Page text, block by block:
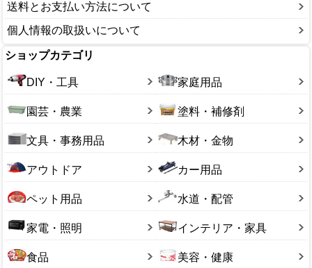
送料とお支払い方法について
個人情報の取扱いについて
ショップカテゴリ
DIY・工具 家庭用品
園芸・農業 塗料・補修剤
文具・事務用品 木材・金物
アウトドア カー用品
ペット用品 水道・配管
家電・照明 インテリア・家具
食品 美容・健康